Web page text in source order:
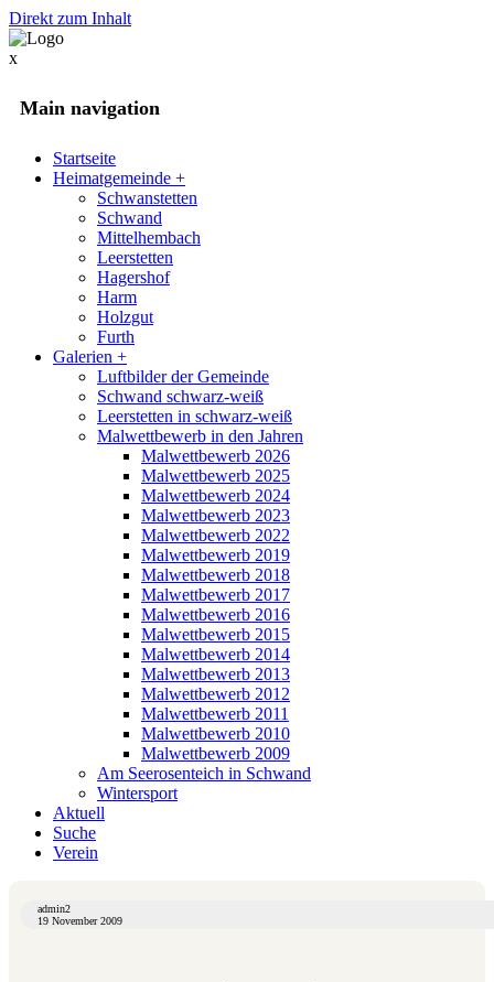
Direkt zum Inhalt
x
Main navigation
Startseite
Heimatgemeinde +
Schwanstetten
Schwand
Mittelhembach
Leerstetten
Hagershof
Harm
Holzgut
Furth
Galerien +
Luftbilder der Gemeinde
Schwand schwarz-weiß
Leerstetten in schwarz-weiß
Malwettbewerb in den Jahren
Malwettbewerb 2026
Malwettbewerb 2025
Malwettbewerb 2024
Malwettbewerb 2023
Malwettbewerb 2022
Malwettbewerb 2019
Malwettbewerb 2018
Malwettbewerb 2017
Malwettbewerb 2016
Malwettbewerb 2015
Malwettbewerb 2014
Malwettbewerb 2013
Malwettbewerb 2012
Malwettbewerb 2011
Malwettbewerb 2010
Malwettbewerb 2009
Am Seerosenteich in Schwand
Wintersport
Aktuell
Suche
Verein
admin2
19 November 2009